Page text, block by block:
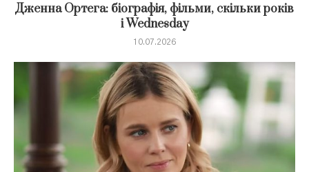
Дженна Ортега: біографія, фільми, скільки років
і Wednesday
10.07.2026